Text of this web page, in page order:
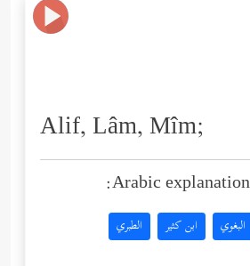
Alif, Lâm, Mîm;
Arabic
البغوي ابن كثير الطبري